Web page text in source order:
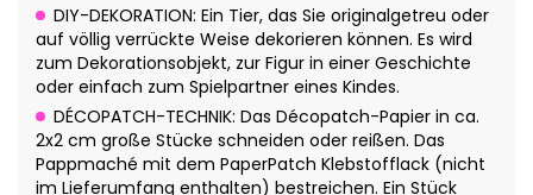
DIY-DEKORATION: Ein Tier, das Sie originalgetreu oder
auf völlig verrückte Weise dekorieren können. Es wird
zum Dekorationsobjekt, zur Figur in einer Geschichte
oder einfach zum Spielpartner eines Kindes.
DÉCOPATCH-TECHNIK: Das Décopatch-Papier in ca.
2x2 cm große Stücke schneiden oder reißen. Das
Pappmaché mit dem PaperPatch Klebstofflack (nicht
im Lieferumfang enthalten) bestreichen. Ein Stück